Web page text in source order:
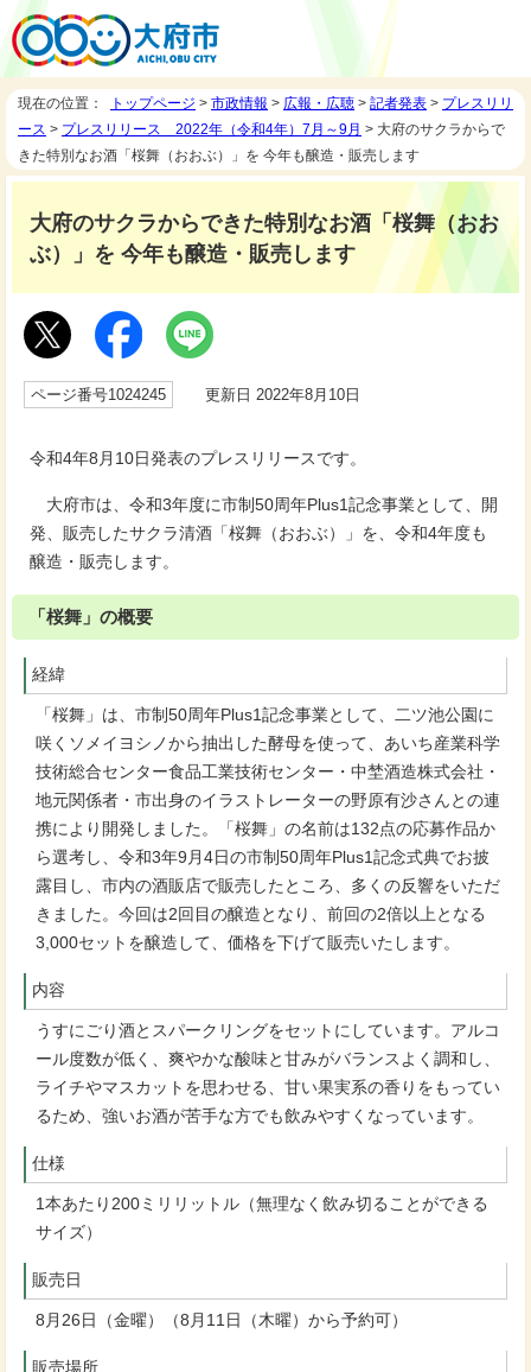
現在の位置： トップページ > 市政情報 > 広報・広聴 > 記者発表 > プレスリリ
ース > プレスリリース 2022年（令和4年）7月～9月 > 大府のサクラからで
きた特別なお酒「桜舞（おおぶ）」を 今年も醸造・販売します
大府のサクラからできた特別なお酒「桜舞（おお
ぶ）」を 今年も醸造・販売します
ページ番号1024245 更新日 2022年8月10日
令和4年8月10日発表のプレスリリースです。
大府市は、令和3年度に市制50周年Plus1記念事業として、開
発、販売したサクラ清酒「桜舞（おおぶ）」を、令和4年度も
醸造・販売します。
「桜舞」の概要
経緯
「桜舞」は、市制50周年Plus1記念事業として、二ツ池公園に
咲くソメイヨシノから抽出した酵母を使って、あいち産業科学
技術総合センター食品工業技術センター・中埜酒造株式会社・
地元関係者・市出身のイラストレーターの野原有沙さんとの連
携により開発しました。「桜舞」の名前は132点の応募作品か
ら選考し、令和3年9月4日の市制50周年Plus1記念式典でお披
露目し、市内の酒販店で販売したところ、多くの反響をいただ
きました。今回は2回目の醸造となり、前回の2倍以上となる
3,000セットを醸造して、価格を下げて販売いたします。
内容
うすにごり酒とスパークリングをセットにしています。アルコ
ール度数が低く、爽やかな酸味と甘みがバランスよく調和し、
ライチやマスカットを思わせる、甘い果実系の香りをもってい
るため、強いお酒が苦手な方でも飲みやすくなっています。
仕様
1本あたり200ミリリットル（無理なく飲み切ることができる
サイズ）
販売日
8月26日（金曜）（8月11日（木曜）から予約可）
販売場所